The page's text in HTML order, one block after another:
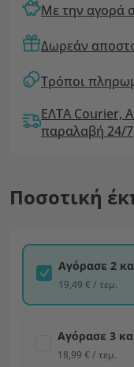
Με την αγορά
Δωρεάν
Τρόποι
ΕΛΤΑ Courier,
παραλαβή 24/7
Ποσοτική
Αγόρασε 2
19,49 € / τεμ.
Αγόρασε 3
18,99 € / τεμ.